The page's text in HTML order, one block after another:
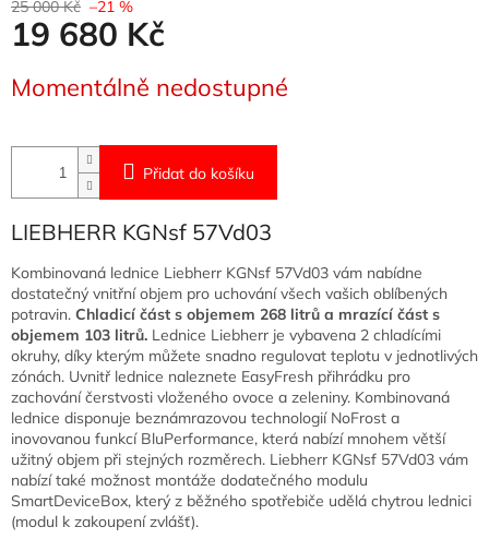
25 000 Kč –21 %
19 680 Kč
cena:
Momentálně nedostupné
Přidat do košíku
LIEBHERR KGNsf 57Vd03
Kombinovaná lednice Liebherr KGNsf 57Vd03 vám nabídne
dostatečný vnitřní objem pro uchování všech vašich oblíbených
potravin. Chladicí část s objemem 268 litrů a mrazící část s
objemem 103 litrů. Lednice Liebherr je vybavena 2 chladícími
okruhy, díky kterým můžete snadno regulovat teplotu v jednotlivých
zónách. Uvnitř lednice naleznete EasyFresh přihrádku pro
zachování čerstvosti vloženého ovoce a zeleniny. Kombinovaná
lednice disponuje beznámrazovou technologií NoFrost a
inovovanou funkcí BluPerformance, která nabízí mnohem větší
užitný objem při stejných rozměrech. Liebherr KGNsf 57Vd03 vám
nabízí také možnost montáže dodatečného modulu
SmartDeviceBox, který z běžného spotřebiče udělá chytrou lednici
(modul k zakoupení zvlášť).